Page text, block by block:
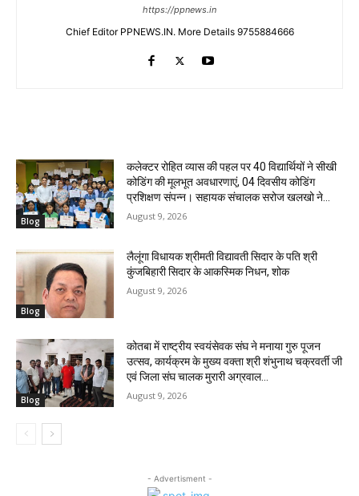
https://ppnews.in
Chief Editor PPNEWS.IN. More Details 9755884666
Blog
कलेक्टर रोहित व्यास की पहल पर 40 विद्यार्थियों ने सीखी
कोडिंग की मूलभूत अवधारणाएं, 04 दिवसीय कोडिंग
प्रशिक्षण संपन्न। ‌सहायक संचालक सरोज खलखो ने...
August 9, 2026
Blog
लैलूंगा विधायक श्रीमती विद्यावती सिदार के पति श्री
कुंजबिहारी सिदार के आकस्मिक निधन, शोक
August 9, 2026
Blog
कोतबा में राष्ट्रीय स्वयंसेवक संघ ने मनाया गुरु पूजन
उत्सव, कार्यक्रम के मुख्य वक्ता श्री शंभुनाथ चक्रवर्ती जी
एवं जिला संघ चालक मुरारी अग्रवाल...
August 9, 2026
- Advertisment -